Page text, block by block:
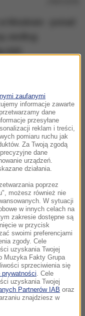
600
Tule,
Lipiecku,
wziął udziału w
w Moskwie
Nawalny
naruszenia
Moskwie ruszyły
Kremla.
barierami,
rosyjskiej
historycznych.
święto
zaufanymi
informacje zawarte
dane
przesyłane
reklam i treści,
pomiaru ruchu jak
Za Twoją zgodą
dane
urządzeń.
działania.
poprzez
możesz również nie
W sytuacji
w innych celach na
zakresie dostępne są
w przycisk
swoimi preferencjami
zgody. Cele
uzyskania Twojej
Muzyka Fakty Grupa
sprzeciwienia się
. Cele
uzyskania Twojej
Partnerów IAB oraz
znajdziesz w